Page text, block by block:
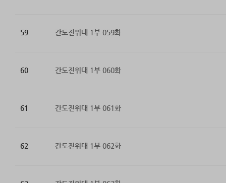
59 간도진위대 1부 059화
60 간도진위대 1부 060화
61 간도진위대 1부 061화
62 간도진위대 1부 062화